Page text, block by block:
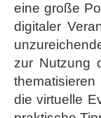
eine große
digitaler
zur Nutzung
die virtuelle